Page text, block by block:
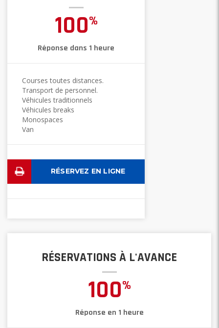
100%
Réponse dans 1 heure
Courses toutes distances.
Transport de personnel.
Véhicules traditionnels
Véhicules breaks
Monospaces
Van
RÉSERVEZ EN LIGNE
RÉSERVATIONS À L'AVANCE
100%
Réponse en 1 heure